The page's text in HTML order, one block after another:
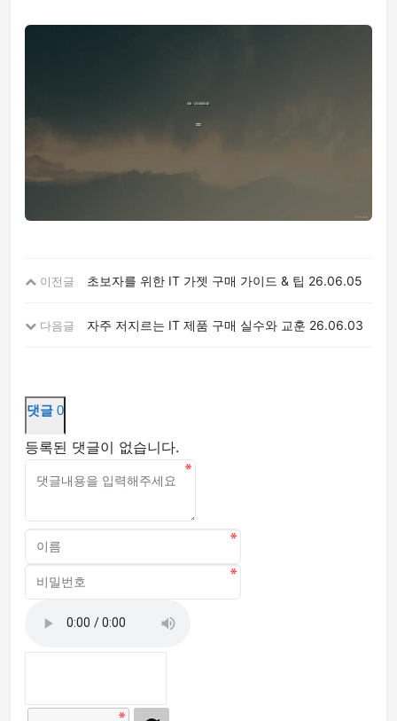
이전글 초보자를 위한 IT 가젯 구매 가이드 & 팁 26.06.05
다음글 자주 저지르는 IT 제품 구매 실수와 교훈 26.06.03
댓글 0
등록된 댓글이 없습니다.